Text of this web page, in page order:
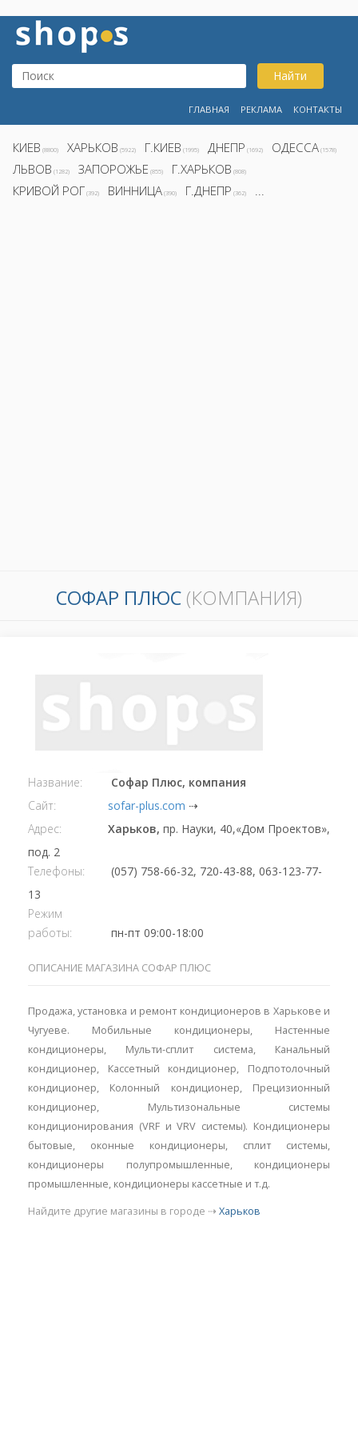
Найти
ГЛАВНАЯ РЕКЛАМА КОНТАКТЫ
КИЕВ (8800) ХАРЬКОВ (5922) Г.КИЕВ (1995) ДНЕПР (1692) ОДЕССА (1578)
ЛЬВОВ (1282) ЗАПОРОЖЬЕ (855) Г.ХАРЬКОВ (808)
КРИВОЙ РОГ (392) ВИННИЦА (390) Г.ДНЕПР (362) ...
СОФАР ПЛЮС (КОМПАНИЯ)
Название:
Софар Плюс, компания
Сайт:
sofar-plus.com ⇢
Адрес:
Харьков, пр. Науки, 40,«Дом Проектов»,
под. 2
Телефоны:
(057) 758-66-32, 720-43-88, 063-123-77-
13
Режим
работы:
пн-пт 09:00-18:00
ОПИСАНИЕ МАГАЗИНА СОФАР ПЛЮС
Продажа, установка и ремонт кондиционеров в Харькове и
Чугуеве. Мобильные кондиционеры, Настенные
кондиционеры, Мульти-сплит система, Канальный
кондиционер, Кассетный кондиционер, Подпотолочный
кондиционер, Колонный кондиционер, Прецизионный
кондиционер, Мультизональные системы
кондиционирования (VRF и VRV системы). Кондиционеры
бытовые, оконные кондиционеры, сплит системы,
кондиционеры полупромышленные, кондиционеры
промышленные, кондиционеры кассетные и т.д.
Найдите другие магазины в городе ⇢ Харьков